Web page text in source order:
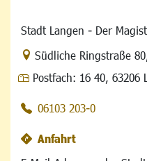
Stadt Langen - Der
Link zur Google-Maps
Südliche Ringstraße 80
Postfach: 16 40, 63206
06103 203-0
Anfahrt